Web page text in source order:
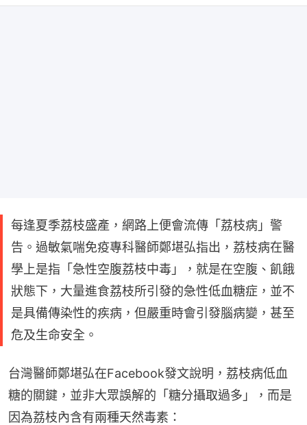
每逢夏季荔枝盛產，網路上便會流傳「荔枝病」警
告。過敏氣喘免疫專科醫師鄭堪弘指出，荔枝病在醫
學上是指「急性空腹荔枝中毒」，就是在空腹、飢餓
狀態下，大量進食荔枝所引發的急性低血糖症，並不
是具備傳染性的疾病，但嚴重時會引發腦病變，甚至
危及生命安全。
台灣醫師鄭堪弘在Facebook發文說明，荔枝病低血
糖的關鍵，並非大眾誤解的「糖分攝取過多」，而是
因為荔枝內含有兩種天然毒素：